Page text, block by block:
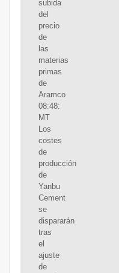
subida
del
precio
de
las
materias
primas
de
Aramco
08:48:
MT
Los
costes
de
producción
de
Yanbu
Cement
se
dispararán
tras
el
ajuste
de